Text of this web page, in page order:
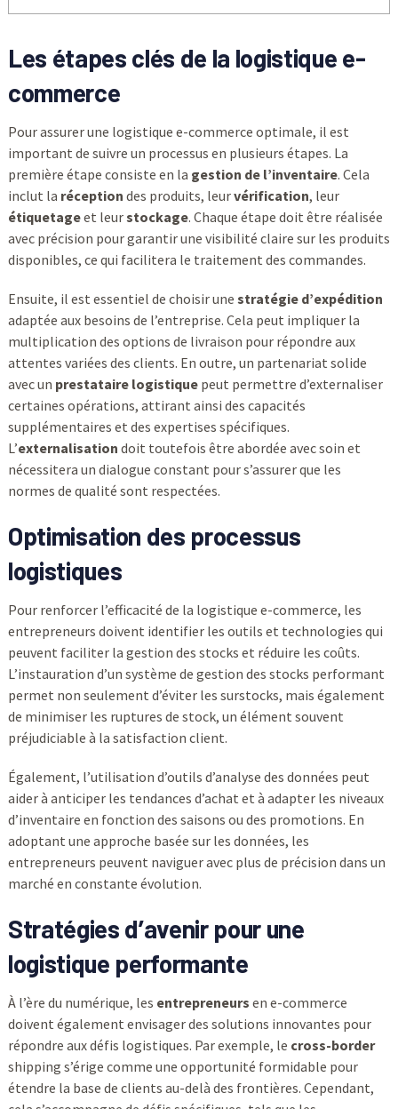
Les étapes clés de la logistique e-
commerce
Pour assurer une logistique e-commerce optimale, il est
important de suivre un processus en plusieurs étapes. La
première étape consiste en la gestion de l’inventaire. Cela
inclut la réception des produits, leurvérification, leur
étiquetageet leurstockage. Chaque étape doit être réalisée
avec précision pour garantir une visibilité claire sur les produits
disponibles, ce qui facilitera le traitement des commandes.
Ensuite, il est essentiel de choisir une stratégie d’expédition
adaptée aux besoins de l’entreprise. Cela peut impliquer la
multiplication des options de livraison pour répondre aux
attentes variées des clients. En outre, un partenariat solide
avec un prestataire logistiquepeut permettre d’externaliser
certaines opérations, attirant ainsi des capacités
supplémentaires et des expertises spécifiques.
L’externalisation doit toutefois être abordée avec soin et
nécessitera un dialogue constant pour s’assurer que les
normes de qualité sont respectées.
Optimisation des processus
logistiques
Pour renforcer l’efficacité de la logistique e-commerce, les
entrepreneurs doivent identifier les outils et technologies qui
peuvent faciliter la gestion des stocks et réduire les coûts.
L’instauration d’un système de gestion des stocks performant
permet non seulement d’éviter les surstocks, mais également
de minimiser les ruptures de stock, un élément souvent
préjudiciable à la satisfaction client.
Également, l’utilisation d’outils d’analyse des données peut
aider à anticiper les tendances d’achat et à adapter les niveaux
d’inventaire en fonction des saisons ou des promotions. En
adoptant une approche basée sur les données, les
entrepreneurs peuvent naviguer avec plus de précision dans un
marché en constante évolution.
Stratégies d’avenir pour une
logistique performante
À l’ère du numérique, les entrepreneurs en e-commerce
doivent également envisager des solutions innovantes pour
répondre aux défis logistiques. Par exemple, le cross-border
shipping s’érige comme une opportunité formidable pour
étendre la base de clients au-delà des frontières. Cependant,